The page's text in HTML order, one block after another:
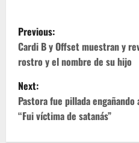
P
o
s
t
n
Previous:
Cardi B y Offset muestran y
rostro y el nombre de su hijo
Next:
Pastora fue pillada
“Fui víctima de satanás”